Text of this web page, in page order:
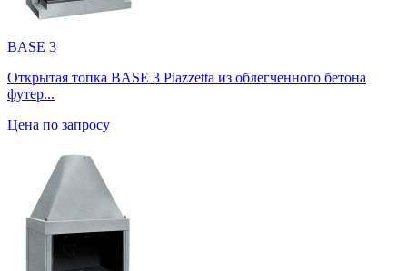
BASE 3
Открытая топка BASE 3 Piazzetta из облегченного бетона
футер...
Цена по запросу